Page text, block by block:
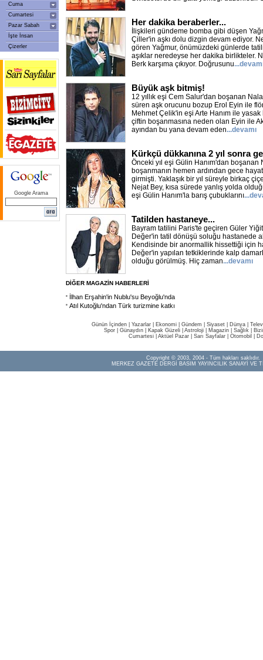
Cuma
Cumartesi
Pazar Sabah
İşte İnsan
Çizerler
Google Arama
Her dakika beraberler...
İlişkileri gündeme bomba gibi düşen
Çiller'in aşkı dolu dizgin devam ediyor.
gören Yağmur, önümüzdeki günlerde
aşıklar neredeyse her dakika birlikteler.
Berk karşıma çıkıyor. Doğrusunu
Büyük aşk bitmiş!
12 yıllık eşi Cem Salur'dan boşanan
süren aşk orucunu bozup Erol Eyin ile
Mehmet Çelik'in eşi Arte Hanım ile
çiftin boşanmasına neden olan Eyin ile
ayından bu yana devam eden...devamı
Kürkçü dükkanına 2 yıl sonra
Önceki yıl eşi Gülin Hanım'dan
boşanmanın hemen ardından gece
girmişti. Yaklaşık bir yıl süreyle birkaç
Nejat Bey, kısa sürede yanlış yolda
eşi Gülin Hanım'la barış çubuklarını
Tatilden hastaneye...
Bayram tatilini Paris'te geçiren Güler
Değer'in tatil dönüşü soluğu hastanede
Kendisinde bir anormallik hissettiği için
Değer'in yapılan tetkiklerinde kalp
olduğu görülmüş. Hiç zaman...devamı
DİĞER MAGAZİN HABERLERİ
İlhan Erşahin'in Nublu'su Beyoğlu'nda
Atıl Kutoğlu'ndan Türk turizmine katkı
Günün İçinden Yazarlar Ekonomi Gündem Siyaset Dünya |
Spor
Günaydın Kapak Güzeli Astroloji Magazin Sağlık
Cumartesi| Aktüel Pazar| Sarı Sayfalar| Otomobil
Copyright © 2003, 2004 - Tüm hakları saklıdır.
MERKEZ GAZETE DERGİ BASIM YAYINCILIK SANAYİ VE